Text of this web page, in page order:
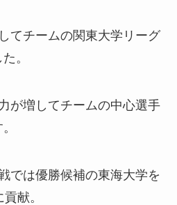
てチームの関東大学リーグ
。
が増してチームの中心選手
では優勝候補の東海大学を
献。